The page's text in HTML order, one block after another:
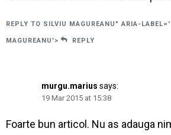
REPLY TO SILVIU MAGUREANU" ARIA-LABEL='
MAGUREANU'> REPLY
murgu.marius says:
19 Mar 2015 at 15:38
Foarte bun articol. Nu as adauga